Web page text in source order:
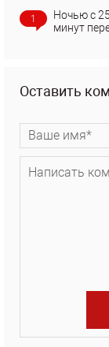
1
Ночью с
минут
Оставить